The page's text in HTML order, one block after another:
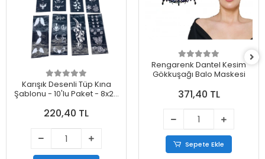
Karışık Desenli Tüp Kına
Şablonu - 10'lu Paket - 8x20
220,40 TL
Rengarenk Dantel Kesim
Gökkuşağı Balo Maskesi
371,40 TL
Sepete Ekle